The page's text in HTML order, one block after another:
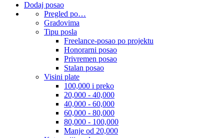
Dodaj posao
Pregled po…
Gradovima
Tipu posla
Freelance-posao po projektu
Honorarni posao
Privremen posao
Stalan posao
Visini plate
100,000 i preko
20,000 - 40,000
40,000 - 60,000
60,000 - 80,000
80,000 - 100,000
Manje od 20,000